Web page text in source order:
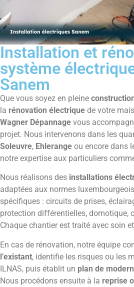
Installation et
système
Sanem
Que vous soyez en pleine
la rénovation électrique de votre
Wagner Dépannage vous
projet. Nous intervenons dans les
Soleuvre, Ehlerange ou encore dans
notre expertise aux particuliers
Nous réalisons des installations
adaptées aux normes
spécifiques : circuits de prises,
protection différentielles, domotique,
Chaque chantier est traité avec soin
En cas de rénovation, notre équipe
l’existant, identifie les risques ou les
ILNAS, puis établit un plan de
Nous procédons ensuite à la reprise